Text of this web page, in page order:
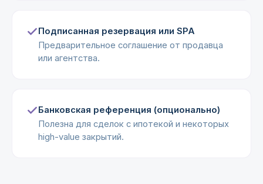
Подписанная резервация или SPA
Предварительное соглашение от продавца
или агентства.
Банковская референция (опционально)
Полезна для сделок с ипотекой и некоторых
high-value закрытий.